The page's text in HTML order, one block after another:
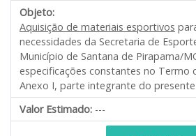
Objeto:
Aquisição de materiais esportivos
necessidades da Secretaria de
Município de Santana de Pirapama/
especificações constantes no Termo
Anexo I, parte integrante do presente
Valor Estimado: ---